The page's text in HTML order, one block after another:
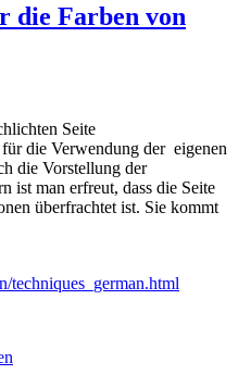
die Farben von
Seite
die Verwendung der eigenen
die Vorstellung der
ist man erfreut, dass die Seite
überfrachtet ist. Sie kommt
techniques_german.html